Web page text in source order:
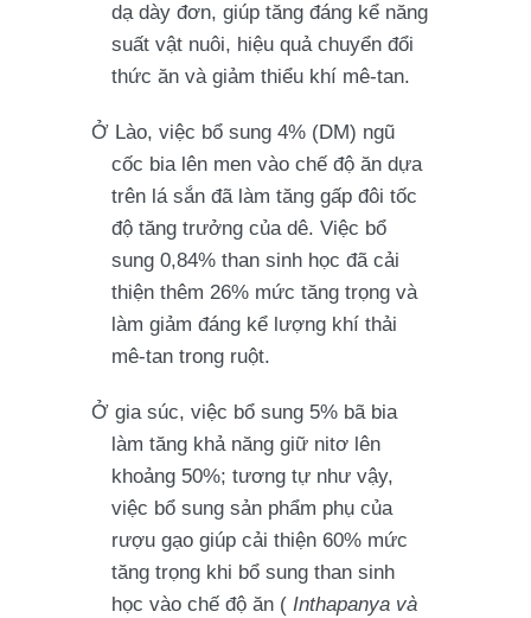
dạ dày đơn, giúp tăng đáng kể năng
suất vật nuôi, hiệu quả chuyển đổi
thức ăn và giảm thiểu khí mê-tan.
Ở Lào, việc bổ sung 4% (DM) ngũ
cốc bia lên men vào chế độ ăn dựa
trên lá sắn đã làm tăng gấp đôi tốc
độ tăng trưởng của dê. Việc bổ
sung 0,84% than sinh học đã cải
thiện thêm 26% mức tăng trọng và
làm giảm đáng kể lượng khí thải
mê-tan trong ruột.
Ở gia súc, việc bổ sung 5% bã bia
làm tăng khả năng giữ nitơ lên ​​
khoảng 50%; tương tự như vậy,
việc bổ sung sản phẩm phụ của
rượu gạo giúp cải thiện 60% mức
tăng trọng khi bổ sung than sinh
học vào chế độ ăn ( Inthapanya và